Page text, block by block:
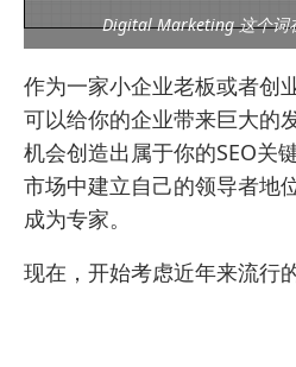
Digital Marketing 这个词
作为一家小企业老板或者创
可以给你的企业带来巨大的
机会创造出属于你的SEO关
市场中建立自己的领导者地
成为专家。
现在，开始考虑近年来流行